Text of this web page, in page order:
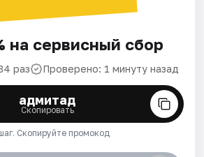
на сервисный сбор
раз Проверено: 1 минуту назад
адмитад
Скопировать
Скопируйте промокод